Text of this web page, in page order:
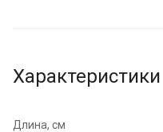
Характеристики
Длина, см